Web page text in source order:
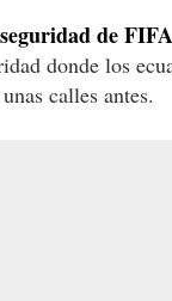
de
donde los
calles antes.